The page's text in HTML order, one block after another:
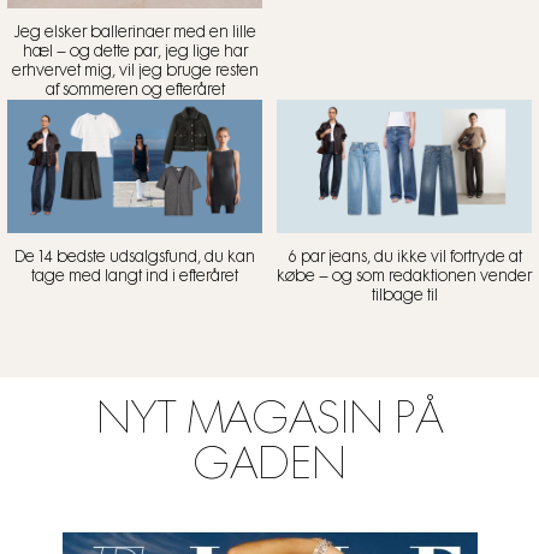
Jeg elsker ballerinaer med en lille
hæl – og dette par, jeg lige har
erhvervet mig, vil jeg bruge resten
af sommeren og efteråret
De 14 bedste udsalgsfund, du kan
tage med langt ind i efteråret
6 par jeans, du ikke vil fortryde at
købe – og som redaktionen vender
tilbage til
NYT MAGASIN PÅ
GADEN